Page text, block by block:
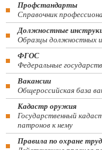
Профстандарты
Справочник
Должностные
Образцы должностных
ФГОС
Федеральные
Вакансии
Общероссийская база
Кадастр оружия
Государственный
патронов к нему
Правила по охране